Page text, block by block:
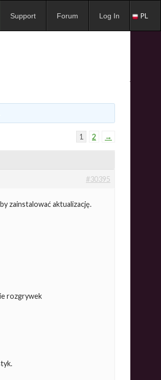
Support Forum Log In PL
1 2 →
#30395
zainstalować aktualizację.
rozgrywek